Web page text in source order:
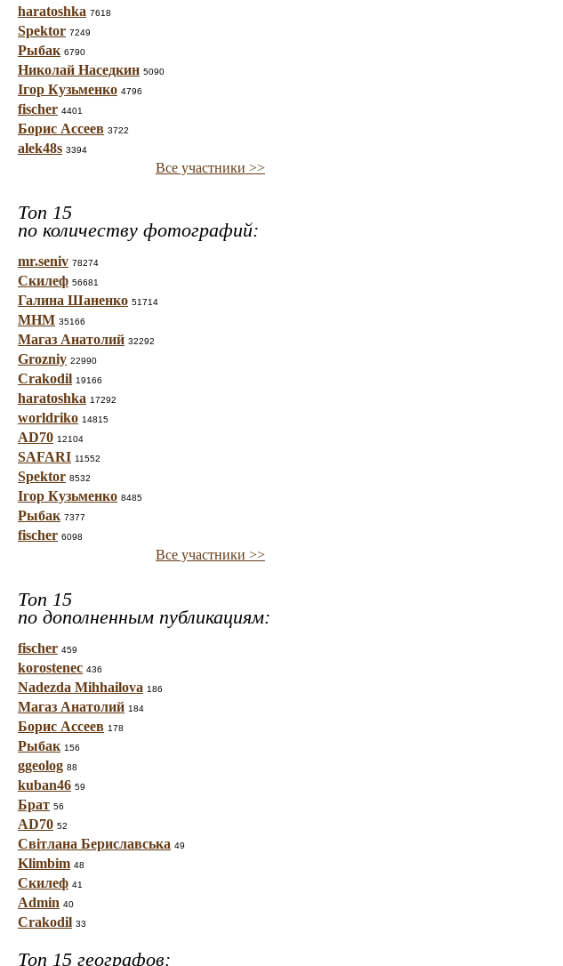
haratoshka 7618
Spektor 7249
Рыбак 6790
Николай Наседкин 5090
Ігор Кузьменко 4796
fischer 4401
Борис Ассеев 3722
alek48s 3394
Все участники >>
Топ 15
по количеству фотографий:
mr.seniv 78274
Скилеф 56681
Галина Шаненко 51714
МНМ 35166
Магаз Анатолий 32292
Grozniy 22990
Crakodil 19166
haratoshka 17292
worldriko 14815
AD70 12104
SAFARI 11552
Spektor 8532
Ігор Кузьменко 8485
Рыбак 7377
fischer 6098
Все участники >>
Топ 15
по дополненным публикациям:
fischer 459
korostenec 436
Nadezda Mihhailova 186
Магаз Анатолий 184
Борис Ассеев 178
Рыбак 156
ggeolog 88
kuban46 59
Брат 56
AD70 52
Світлана Бериславська 49
Klimbim 48
Скилеф 41
Admin 40
Crakodil 33
Топ 15 географов: